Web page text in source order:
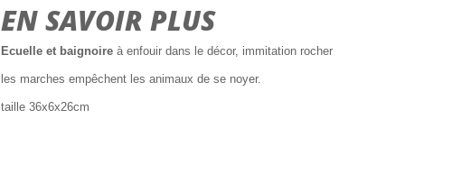
EN SAVOIR PLUS
Ecuelle et baignoire à enfouir dans le décor, immitation rocher
les marches empêchent les animaux de se noyer.
taille 36x6x26cm